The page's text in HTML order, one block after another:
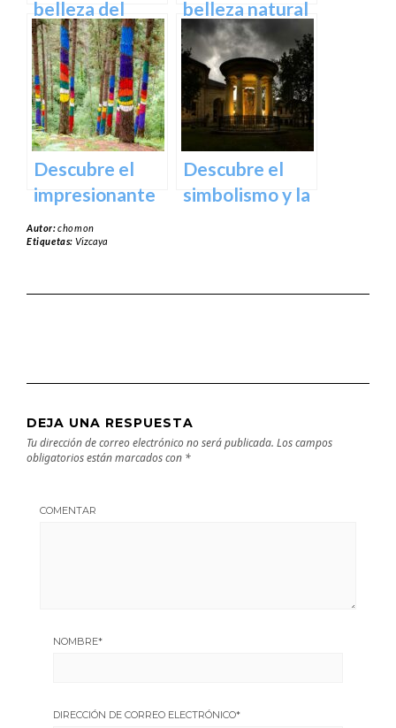
belleza del
Santuario de
Arantzazu en
Guipuzcoa –
Guía turística y
cultural
belleza natural
del Parque
Natural de
Aralar en tu
próxima
escapada
Descubre el
impresionante
arte natural del
Bosque de Oma
Descubre el
simbolismo y la
Vizcaya
Autor:chomon
Etiquetas: Vizcaya
DEJA UNA RESPUESTA
Tu dirección de correo electrónico no será publicada. Los campos
obligatorios están marcados con *
COMENTAR
NOMBRE*
DIRECCIÓN DE CORREO ELECTRÓNICO*